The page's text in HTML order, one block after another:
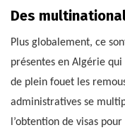
Des
Plus globalement, ce
présentes en Algérie
de plein fouet les
administratives se
l’obtention de visas